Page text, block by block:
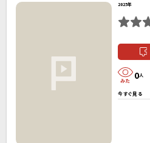
2025年
0人
今すぐ見る